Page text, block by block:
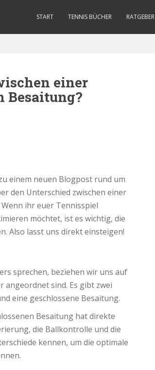
START TENNIS BÜCHER RATGEBER
einer
Besaitung?
einem neuen Blogpost rund um
den Unterschied zwischen einer
ihr euer Tennisspiel
möchtet, ist es wichtig, die
Also lasst uns direkt einsteigen!
sprechen, beziehen wir uns auf
angeordnet sind. Es gibt zwei
eine geschlossene Besaitung.
Besaitung hat direkte
die Ballkontrolle und die
kennen, um die optimale